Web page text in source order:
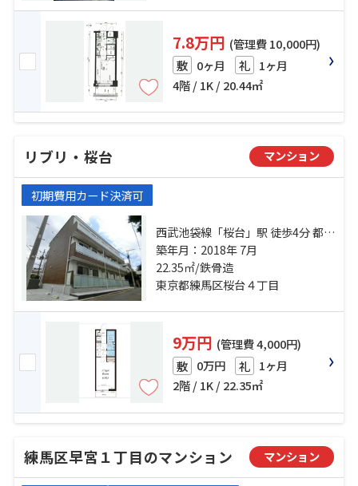
7.8万円 (管理費 10,000円)
敷 0ヶ月 礼 1ヶ月
4階 / 1K / 20.44㎡
リブリ・桜台 マンション
初期費用カード決済可
西武池袋線「桜台」駅 徒歩4分 都営
大江戸線「練馬」駅 徒歩11分 西武
有楽町線「新桜台」駅 徒歩12分
築年月：2018年 7月
22.35㎡/鉄骨造
東京都練馬区桜台４丁目
9万円 (管理費 4,000円)
敷 0万円 礼 1ヶ月
2階 / 1K / 22.35㎡
練馬区早宮１丁目のマンション マンション